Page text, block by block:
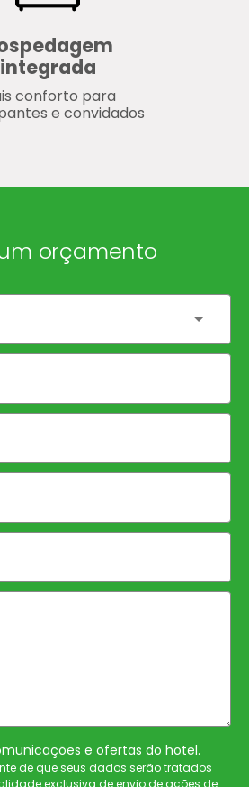
integrada
conforto para
e convidados
orçamento
e ofertas do hotel.
de que seus dados serão tratados
exclusiva de envio de ações de